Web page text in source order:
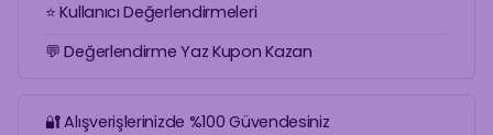
⭐ Kullanıcı Değerlendirmeleri
💬 Değerlendirme Yaz Kupon Kazan
🔐 Alışverişlerinizde %100 Güvendesiniz